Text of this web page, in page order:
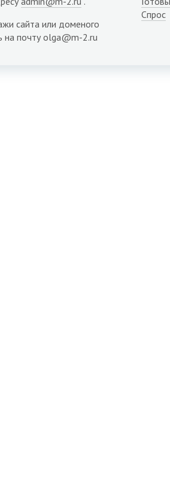
сайта или доменого
на почту olga@m-2.ru
Спрос